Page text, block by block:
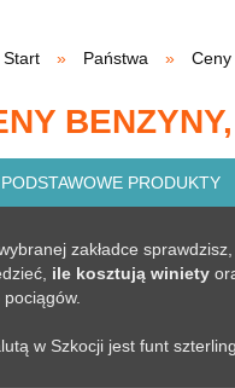
Start Państwa Ceny
PODSTAWOWE PRODUKTY
zakładce
ile kosztują winiety
pociągów.
w Szkocji jest funt